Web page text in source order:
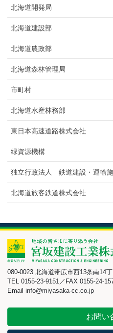
北海道開発局
北海道建設部
北海道農政部
北海道森林管理局
市町村
北海道水産林務部
東日本高速道路株式会社
緑資源機構
独立行政法人 鉄道建設・運輸
北海道旅客鉄道株式会社
080-0023 北海道帯広市西13条南14
TEL 0155-23-9151／FAX 0155-24-
Email info@miyasaka-cc.co.jp
お問い